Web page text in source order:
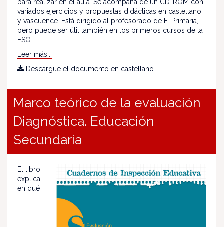
para realizar en el aula. Se acompaña de un CD-ROM con
variados ejercicios y propuestas didácticas en castellano
y vascuence. Está dirigido al profesorado de E. Primaria,
pero puede ser útil también en los primeros cursos de la
ESO.
Leer más...
Descargue el documento en castellano
Marco teórico de la evaluación
Diagnóstica. Educación
Secundaria
El libro
explica
en qué